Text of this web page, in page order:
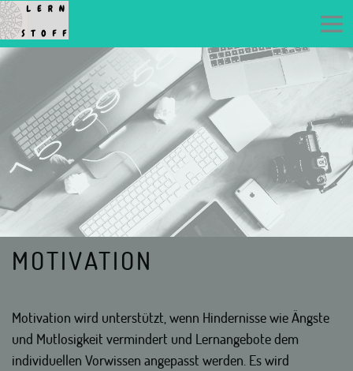
MOTIVATION
Motivation wird unterstützt, wenn Hindernisse wie Ängste
und Mutlosigkeit vermindert und Lernangebote dem
individuellen Vorwissen angepasst werden. Es wird